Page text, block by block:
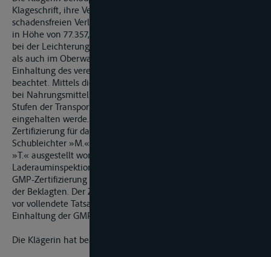
Klageschrift, ihre Versicherungsnehmerin hätte bei einem
schadensfreien Verlauf für 740,260 Tonnen einen Verkaufserlös
in Höhe von 77.357,17 € erzielen können. Die Beklagte habe
bei der Leichterung sowohl an der Anlegestelle der Firma X
als auch im Oberwasser der Schleuse Gundelsheim nicht die
Einhaltung des vereinbarten GMP-Zertifizierungssystems
beachtet. Mittels dieses Systems werde gewährleistet, dass
bei Nahrungsmitteln tierischen Ursprungs auf sämtlichen
Stufen der Transportkette ein hoher Qualitätsstandard
eingehalten werde. Neben der unstreitig nicht vorhandenen
Zertifizierung für das Baggergerät und die Barge, den
Schubleichter »M.«, sei auch kein GMP-Zertifikat für das GMS
»T.« ausgestellt worden. Ebenso sei keine erforderliche
Laderauminspektion (LCI) durchgeführt worden. Die fehlende
GMP-Zertifizierung falle allein in den Verantwortungsbereich
der Beklagten. Der Zeuge O. sei beim Eintreffen vor Ort bereits
vor vollendete Tatsachen gestellt worden und habe auf die
Einhaltung der GMP-Standards nicht mehr einwirken können.
Die Klägerin hat beantragt,